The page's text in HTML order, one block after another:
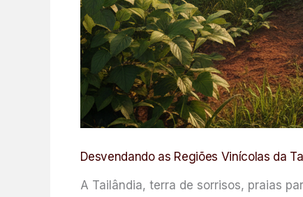
Desvendando as Regiões Vinícolas da
A Tailândia, terra de sorrisos, praias